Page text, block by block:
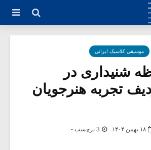
موسیقی کلاسیک ایرانی
شنیداری در
تجربه هنرجویان
۱۸ بهمن ۱۴۰۴ 3 برچسب -